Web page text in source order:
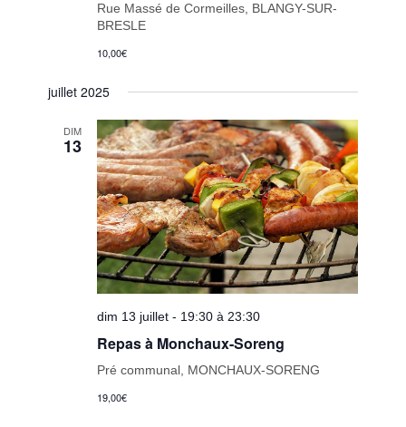
Rue Massé de Cormeilles, BLANGY-SUR-
BRESLE
10,00€
juillet 2025
DIM
13
dim 13 juillet - 19:30 à 23:30
Repas à Monchaux-Soreng
Pré communal, MONCHAUX-SORENG
19,00€